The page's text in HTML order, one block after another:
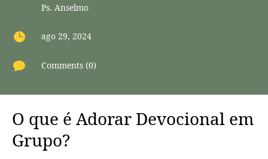
Ps. Anselmo
 ago 29, 2024
 Comments (0)
O que é Adorar Devocional em
Grupo?